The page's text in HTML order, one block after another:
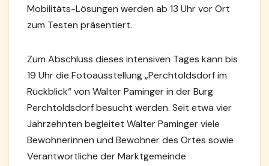
Mobilitäts-Lösungen werden ab 13 Uhr vor Ort
zum Testen präsentiert.
Zum Abschluss dieses intensiven Tages kann bis
19 Uhr die Fotoausstellung „Perchtoldsdorf im
Rückblick“ von Walter Paminger in der Burg
Perchtoldsdorf besucht werden. Seit etwa vier
Jahrzehnten begleitet Walter Paminger viele
Bewohnerinnen und Bewohner des Ortes sowie
Verantwortliche der Marktgemeinde